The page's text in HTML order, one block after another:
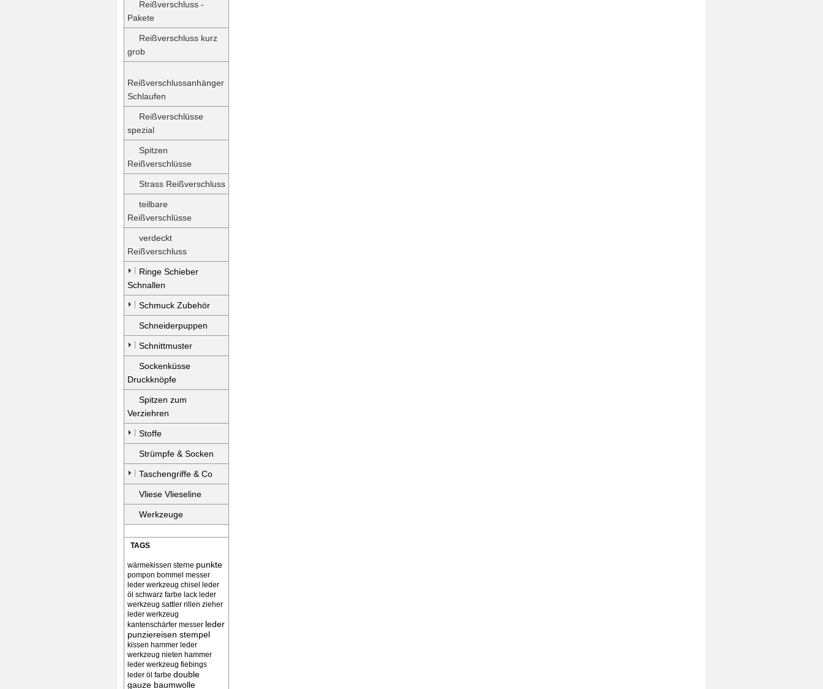
Reißverschluss -
Pakete
Reißverschluss kurz
grob
Reißverschlussanhänger
Schlaufen
Reißverschlüsse
spezial
Spitzen
Reißverschlüsse
Strass Reißverschluss
teilbare
Reißverschlüsse
verdeckt
Reißverschluss
Ringe Schieber
Schnallen
Schmuck Zubehör
Schneiderpuppen
Schnittmuster
Sockenküsse
Druckknöpfe
Spitzen zum
Verziehren
Stoffe
Strümpfe & Socken
Taschengriffe & Co
Vliese Vlieseline
Werkzeuge
TAGS
wärmekissen sterne punkte
pompon bommel messer
leder werkzeug chisel
leder
öl schwarz farbe lack leder
werkzeug sattler rillen zieher
leder werkzeug
kantenschärfer messer leder
punziereisen stempel
kissen hammer leder
werkzeug nieten hammer
leder werkzeug fiebings
leder öl farbe double
gauze baumwolle